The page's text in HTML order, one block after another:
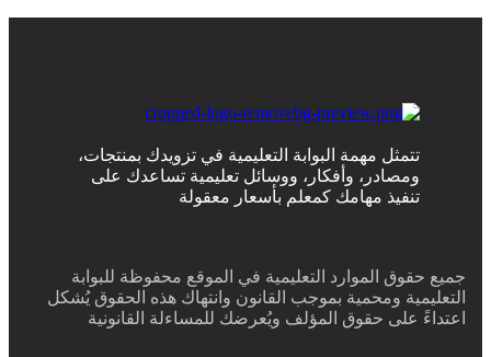
تتمثل مهمة البوابة التعليمية في تزويدك بمنتجات،
ومصادر، وأفكار، ووسائل تعليمية تساعدك على
تنفيذ مهامك كمعلم بأسعار معقولة
جميع حقوق الموارد التعليمية في الموقع محفوظة للبوابة
التعليمية ومحمية بموجب القانون وانتهاك هذه الحقوق يُشكل
اعتداءً على حقوق المؤلف ويُعرضك للمساءلة القانونية